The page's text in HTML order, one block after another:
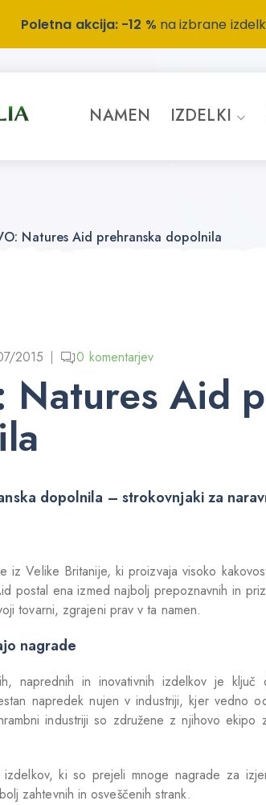
NAMEN IZDELKI
Natures Aid prehranska dopolnila
2015 0 komentarjev
Natures Aid
dopolnila – strokovnjaki za
iz Velike Britanije, ki proizvaja visoko
postal ena izmed najbolj prepoznavnih in
tovarni, zgrajeni prav v ta namen.
nagrade
naprednih in inovativnih izdelkov je
napredek nujen v industriji, kjer vedno
industriji so združene z njihovo
izdelkov, ki so prejeli mnoge nagrade za
zahtevnih in osveščenih strank.
Poletna akcija: -12 % na izbrane